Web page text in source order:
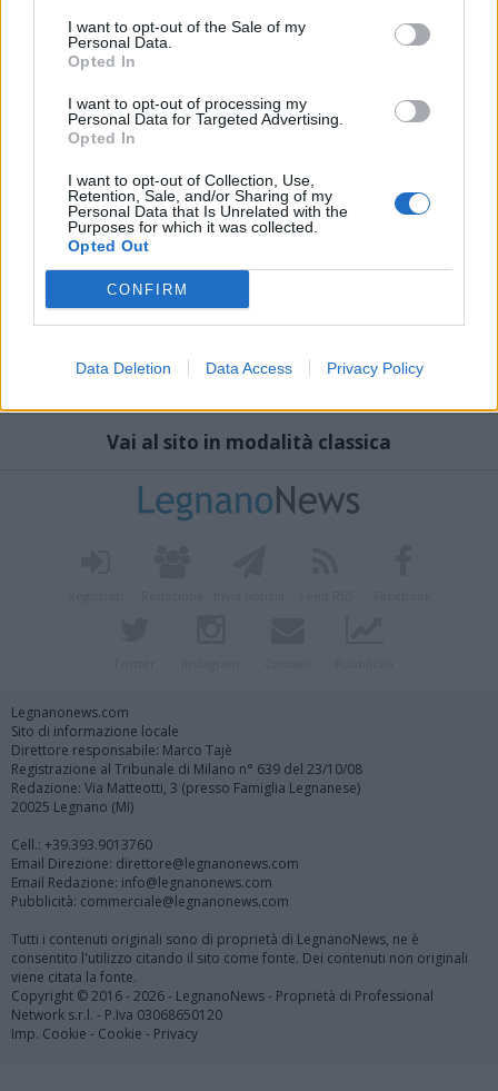
I want to opt-out of the Sale of my
Personal Data.
Opted In
I want to opt-out of processing my
Personal Data for Targeted Advertising.
Opted In
I want to opt-out of Collection, Use,
Retention, Sale, and/or Sharing of my
Personal Data that Is Unrelated with the
Purposes for which it was collected.
Opted Out
CONFIRM
Data Deletion Data Access Privacy Policy
Vai al sito in modalità classica
Legnanonews.com
Sito di informazione locale
Direttore responsabile: Marco Tajè
Registrazione al Tribunale di Milano n° 639 del 23/10/08
Redazione: Via Matteotti, 3 (presso Famiglia Legnanese)
20025 Legnano (MI)
Cell.: +39.393.9013760
Email Direzione: direttore@legnanonews.com
Email Redazione: info@legnanonews.com
Pubblicità: commerciale@legnanonews.com
Tutti i contenuti originali sono di proprietà di LegnanoNews, ne è
consentito l'utilizzo citando il sito come fonte. Dei contenuti non originali
viene citata la fonte.
Copyright © 2016 - 2026 - LegnanoNews - Proprietà di Professional
Network s.r.l. - P.Iva 03068650120
Imp. Cookie - Cookie - Privacy